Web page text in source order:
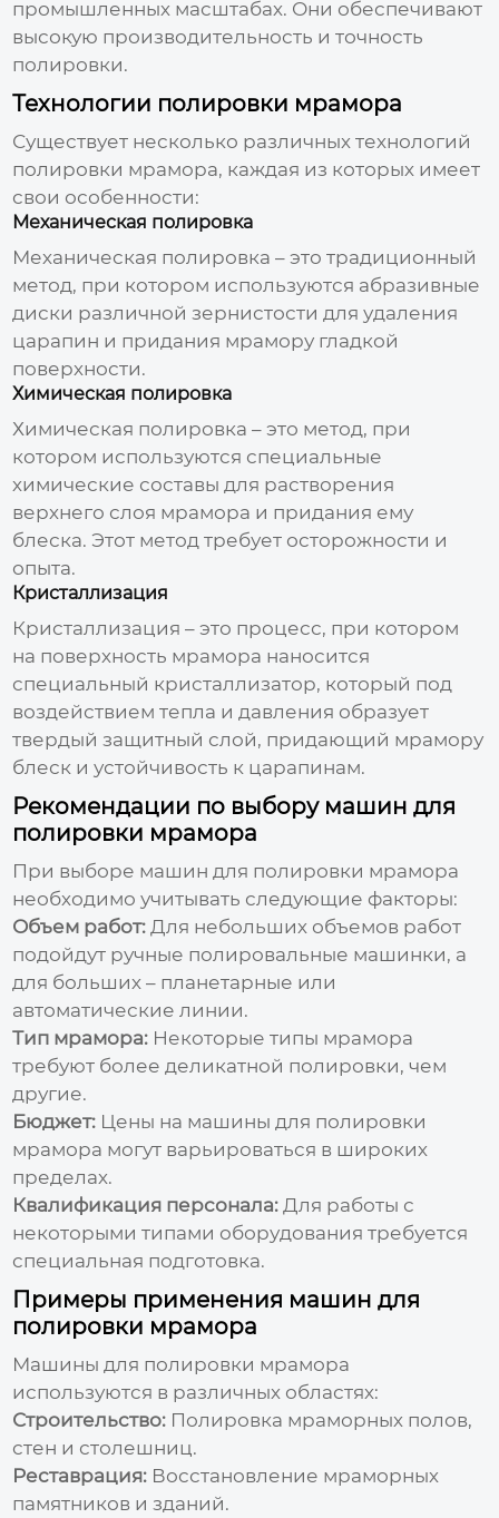
промышленных масштабах. Они обеспечивают
высокую производительность и точность
полировки.
Технологии полировки мрамора
Существует несколько различных технологий
полировки мрамора, каждая из которых имеет
свои особенности:
Механическая полировка
Механическая полировка – это традиционный
метод, при котором используются абразивные
диски различной зернистости для удаления
царапин и придания мрамору гладкой
поверхности.
Химическая полировка
Химическая полировка – это метод, при
котором используются специальные
химические составы для растворения
верхнего слоя мрамора и придания ему
блеска. Этот метод требует осторожности и
опыта.
Кристаллизация
Кристаллизация – это процесс, при котором
на поверхность мрамора наносится
специальный кристаллизатор, который под
воздействием тепла и давления образует
твердый защитный слой, придающий мрамору
блеск и устойчивость к царапинам.
Рекомендации по выбору машин для
полировки мрамора
При выборе машин для полировки мрамора
необходимо учитывать следующие факторы:
Объем работ: Для небольших объемов работ
подойдут ручные полировальные машинки, а
для больших – планетарные или
автоматические линии.
Тип мрамора: Некоторые типы мрамора
требуют более деликатной полировки, чем
другие.
Бюджет: Цены на машины для полировки
мрамора могут варьироваться в широких
пределах.
Квалификация персонала: Для работы с
некоторыми типами оборудования требуется
специальная подготовка.
Примеры применения машин для
полировки мрамора
Машины для полировки мрамора
используются в различных областях:
Строительство: Полировка мраморных полов,
стен и столешниц.
Реставрация: Восстановление мраморных
памятников и зданий.